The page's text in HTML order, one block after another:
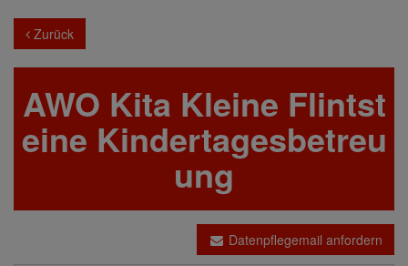
Zurück
AWO Kita Kleine Flintst
eine Kindertagesbetreu
ung
Datenpflegemail anfordern